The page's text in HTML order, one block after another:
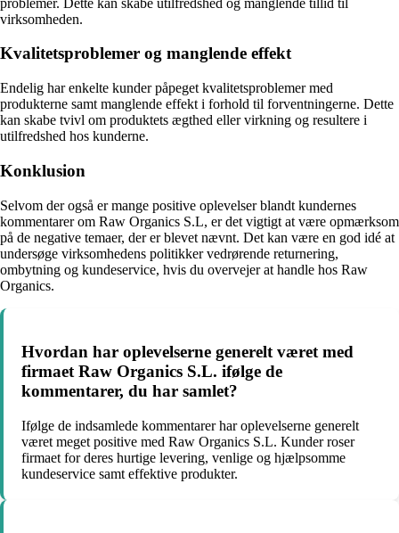
virksomheden.
Kvalitetsproblemer og manglende effekt
Endelig har enkelte kunder påpeget kvalitetsproblemer med
produkterne samt manglende effekt i forhold til forventningerne. Dette
kan skabe tvivl om produktets ægthed eller virkning og resultere i
utilfredshed hos kunderne.
Konklusion
Selvom der også er mange positive oplevelser blandt kundernes
kommentarer om Raw Organics S.L, er det vigtigt at være opmærksom
på de negative temaer, der er blevet nævnt. Det kan være en god idé at
undersøge virksomhedens politikker vedrørende returnering,
ombytning og kundeservice, hvis du overvejer at handle hos Raw
Organics.
Hvordan har oplevelserne generelt været med
firmaet Raw Organics S.L. ifølge de
kommentarer, du har samlet?
Ifølge de indsamlede kommentarer har oplevelserne generelt
været meget positive med Raw Organics S.L. Kunder roser
firmaet for deres hurtige levering, venlige og hjælpsomme
kundeservice samt effektive produkter.